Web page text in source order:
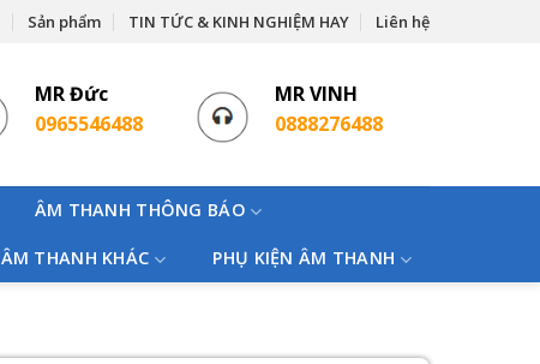
Sản phẩm TIN TỨC & KINH NGHIỆM HAY Liên hệ
MR Đức
0965546488
MR VINH
0888276488
ÂM THANH THÔNG BÁO
THANH KHÁC PHỤ KIỆN ÂM THANH